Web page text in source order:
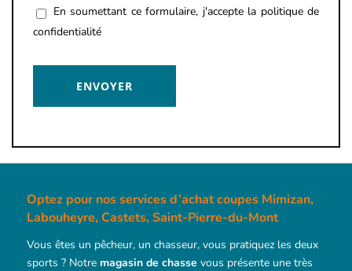
En soumettant ce formulaire, j'accepte la politique de
confidentialité
Optez pour nos services d’achat coupes Mimizan,
Labouheyre, Castets, Saint-Pierre-du-Mont
Vous êtes un pêcheur, un chasseur, vous pratiquez les deux
sports ? Notre magasin de chasse vous présente une très